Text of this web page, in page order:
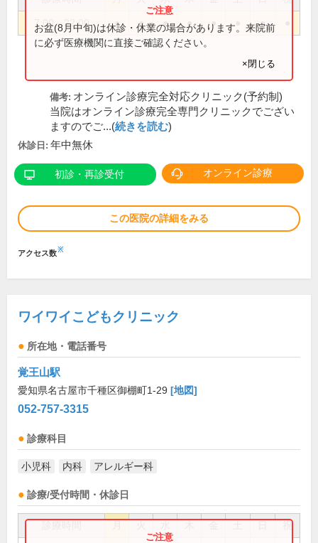
7:00～22:00 ● ● ● ● ● ●
お盆(8月中旬)は休診・休業の場合があります。来院前
に必ず医療機関に直接ご確認ください。
×閉じる
備考: オンライン診療完全対応クリニック(予約制)
当院はオンライン診療完全専門クリニックでござい
ますのでご...(続きを読む)
休診日: 年中無休
初診・再診受付 オンライン診療
この医院の詳細をみる
アクセス数※
ワイワイこどもクリニック
所在地・電話番号
覚王山駅
愛知県名古屋市千種区御棚町1-29 [地図]
052-757-3315
診療科目
小児科 内科 アレルギー科
診療/受付時間・休診日
祝